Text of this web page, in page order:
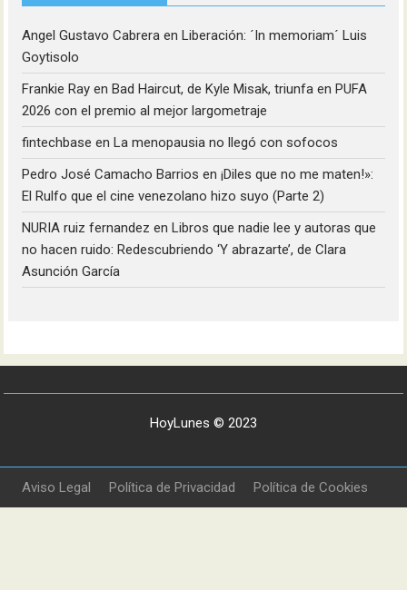
Angel Gustavo Cabrera enLiberación: ´In memoriam´ Luis
Goytisolo
Frankie Ray enBad Haircut, de Kyle Misak, triunfa en PUFA
2026 con el premio al mejor largometraje
fintechbase enLa menopausia no llegó con sofocos
Pedro José Camacho Barrios en¡Diles que no me maten!»:
El Rulfo que el cine venezolano hizo suyo (Parte 2)
NURIA ruiz fernandez enLibros que nadie lee y autoras que
no hacen ruido: Redescubriendo ‘Y abrazarte’, de Clara
Asunción García
HoyLunes © 2023
Aviso Legal Política de Privacidad Política de Cookies